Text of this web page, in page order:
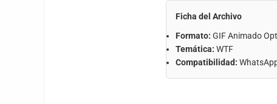
Ficha del Archivo
Formato: GIF Animado
Temática: WTF
Compatibilidad: